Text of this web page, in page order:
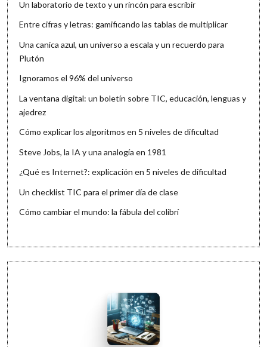
Un laboratorio de texto y un rincón para escribir
Entre cifras y letras: gamificando las tablas de multiplicar
Una canica azul, un universo a escala y un recuerdo para
Plutón
Ignoramos el 96% del universo
La ventana digital: un boletín sobre TIC, educación, lenguas y
ajedrez
Cómo explicar los algoritmos en 5 niveles de dificultad
Steve Jobs, la IA y una analogía en 1981
¿Qué es Internet?: explicación en 5 niveles de dificultad
Un checklist TIC para el primer día de clase
Cómo cambiar el mundo: la fábula del colibrí